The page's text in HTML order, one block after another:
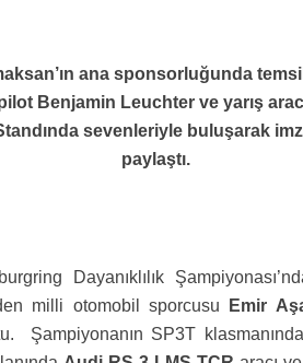
ana sponsorluğunda
Benjamin Leuchter ve yarış
sevenleriyle buluşarak
paylaştı.
Dayanıklılık
milli otomobil sporcusu
Emir
Şampiyonanın SP3T